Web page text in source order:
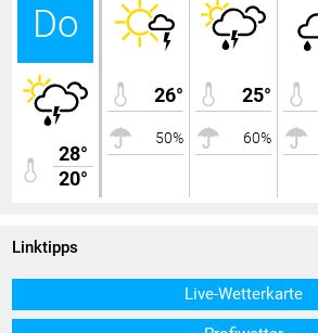
27,7 °C Niederuzwil
Lochau Zentrum
27,5 °C Chur
27,4 °C Bregenz Süd
27,2 °C Lochau
27,2 °C
27,2 °C
Güttingen
Do
28°
20°
26°
50%
25°
60%
Linktipps
Live-Wetterkarte